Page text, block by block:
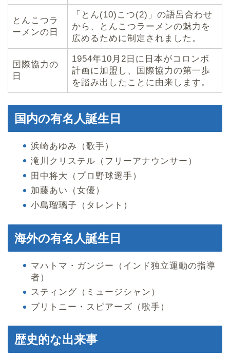
とんこつラ
ーメンの日
「とん(10)こつ(2)」の語呂合わせ
から、とんこつラーメンの魅力を
広めるために制定されました。
国際協力の
日
1954年10月2日に日本がコロンボ
計画に加盟し、国際協力の第一歩
を踏み出したことに由来します。
国内の有名人誕生日
浜崎あゆみ（歌手）
滝川クリステル（フリーアナウンサー）
田中将大（プロ野球選手）
加藤あい（女優）
小島瑠璃子（タレント）
海外の有名人誕生日
マハトマ・ガンジー（インド独立運動の指導
者）
スティング（ミュージシャン）
ブリトニー・スピアーズ（歌手）
歴史的な出来事